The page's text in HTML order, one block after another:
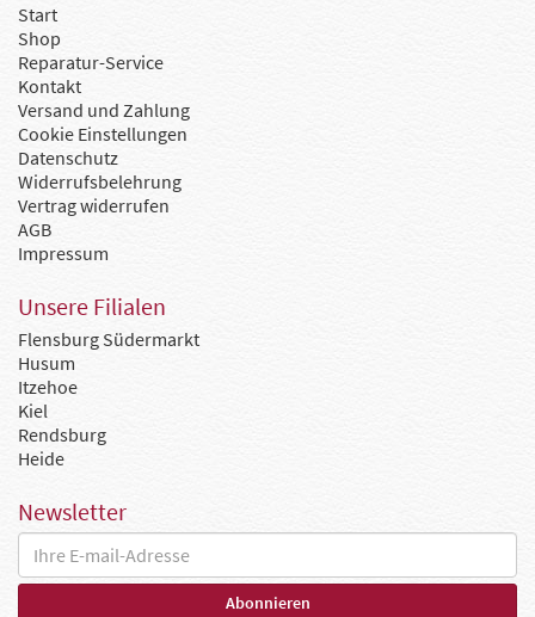
Start
Shop
Reparatur-Service
Kontakt
Versand und Zahlung
Cookie Einstellungen
Datenschutz
Widerrufsbelehrung
Vertrag widerrufen
AGB
Impressum
Unsere Filialen
Flensburg Südermarkt
Husum
Itzehoe
Kiel
Rendsburg
Heide
Newsletter